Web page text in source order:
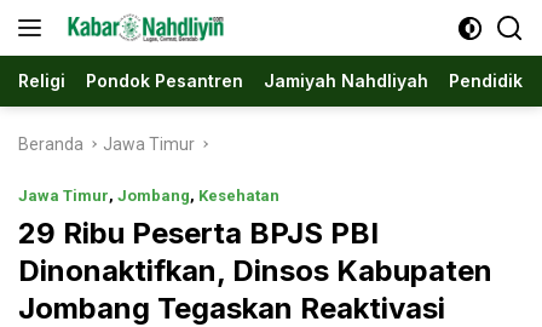
Religi Pondok Pesantren Jamiyah Nahdliyah
Beranda Jawa Timur
Jawa Timur, Jombang, Kesehatan
29 Ribu Peserta BPJS PBI
Dinonaktifkan, Dinsos Kabupaten
Jombang Tegaskan Reaktivasi